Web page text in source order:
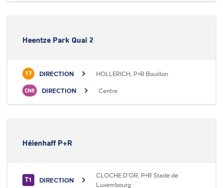
Heentze Park Quai 2
17 DIRECTION HOLLERICH, P+R Bouillon
CN8 DIRECTION Centre
Héienhaff P+R
T1 DIRECTION
CLOCHE D'OR, P+R Stade de
Luxembourg